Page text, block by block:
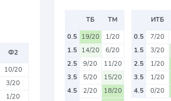
Ф2
10/20
3/20
1/20
ТБ
ТМ
0.5 19/20
1/20
1.5 14/20
6/20
2.5
9/20
11/20
3.5
5/20
15/20
4.5
2/20
18/20
ИТБ
0.5
7/20
1.5
3/20
2.5
1/20
3.5
1/20
4.5
0/20